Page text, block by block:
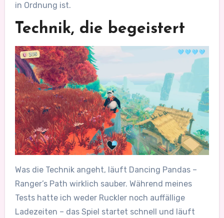
in Ordnung ist.
Technik, die begeistert
Was die Technik angeht, läuft Dancing Pandas –
Ranger’s Path wirklich sauber. Während meines
Tests hatte ich weder Ruckler noch auffällige
Ladezeiten – das Spiel startet schnell und läuft